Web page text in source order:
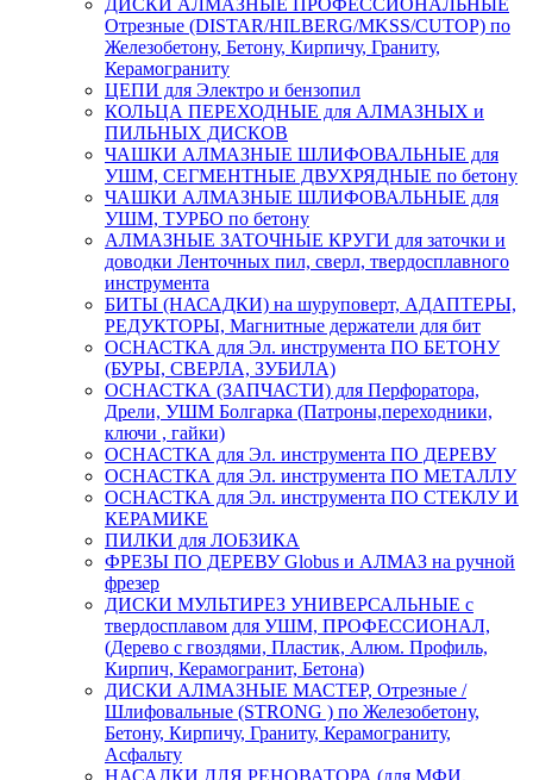
ДИСКИ АЛМАЗНЫЕ ПРОФЕССИОНАЛЬНЫЕ
Отрезные (DISTAR/HILBERG/MKSS/CUTOP) по
Железобетону, Бетону, Кирпичу, Граниту,
Керамограниту
ЦЕПИ для Электро и бензопил
КОЛЬЦА ПЕРЕХОДНЫЕ для АЛМАЗНЫХ и
ПИЛЬНЫХ ДИСКОВ
ЧАШКИ АЛМАЗНЫЕ ШЛИФОВАЛЬНЫЕ для
УШМ, СЕГМЕНТНЫЕ ДВУХРЯДНЫЕ по бетону
ЧАШКИ АЛМАЗНЫЕ ШЛИФОВАЛЬНЫЕ для
УШМ, ТУРБО по бетону
АЛМАЗНЫЕ ЗАТОЧНЫЕ КРУГИ для заточки и
доводки Ленточных пил, сверл, твердосплавного
инструмента
БИТЫ (НАСАДКИ) на шуруповерт, АДАПТЕРЫ,
РЕДУКТОРЫ, Магнитные держатели для бит
ОСНАСТКА для Эл. инструмента ПО БЕТОНУ
(БУРЫ, СВЕРЛА, ЗУБИЛА)
ОСНАСТКА (ЗАПЧАСТИ) для Перфоратора,
Дрели, УШМ Болгарка (Патроны,переходники,
ключи , гайки)
ОСНАСТКА для Эл. инструмента ПО ДЕРЕВУ
ОСНАСТКА для Эл. инструмента ПО МЕТАЛЛУ
ОСНАСТКА для Эл. инструмента ПО СТЕКЛУ И
КЕРАМИКЕ
ПИЛКИ для ЛОБЗИКА
ФРЕЗЫ ПО ДЕРЕВУ Globus и АЛМАЗ на ручной
фрезер
ДИСКИ МУЛЬТИРЕЗ УНИВЕРСАЛЬНЫЕ с
твердосплавом для УШМ, ПРОФЕССИОНАЛ,
(Дерево с гвоздями, Пластик, Алюм. Профиль,
Кирпич, Керамогранит, Бетона)
ДИСКИ АЛМАЗНЫЕ МАСТЕР, Отрезные /
Шлифовальные (STRONG ) по Железобетону,
Бетону, Кирпичу, Граниту, Керамограниту,
Асфальту
НАСАДКИ ДЛЯ РЕНОВАТОРА (для МФИ,